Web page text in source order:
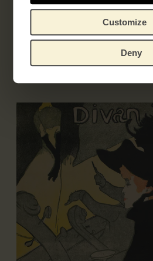
Customize
Deny
Objectgegevens
Opschriften / merken
Literatuur